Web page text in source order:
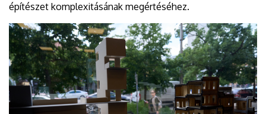
építészet komplexitásának megértéséhez.